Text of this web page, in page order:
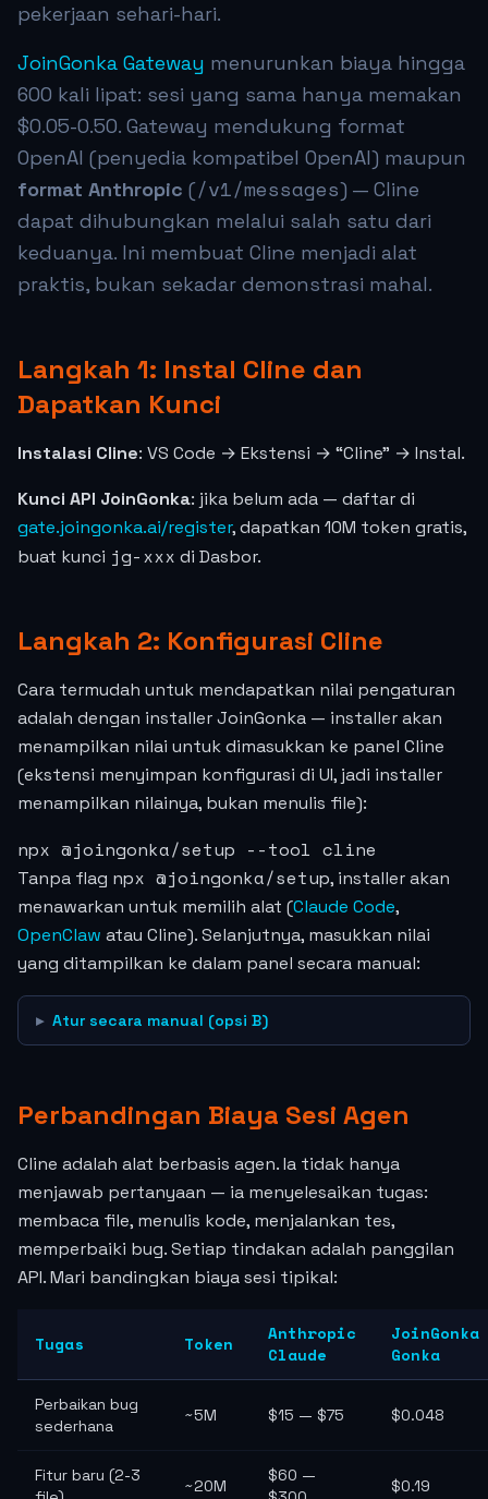
pekerjaan sehari-hari.
JoinGonka Gateway menurunkan biaya hingga
600 kali lipat: sesi yang sama hanya memakan
$0.05-0.50. Gateway mendukung format
OpenAI (penyedia kompatibel OpenAI) maupun
format Anthropic (/v1/messages) — Cline
dapat dihubungkan melalui salah satu dari
keduanya. Ini membuat Cline menjadi alat
praktis, bukan sekadar demonstrasi mahal.
Langkah 1: Instal Cline dan
Dapatkan Kunci
Instalasi Cline: VS Code → Ekstensi → “Cline” → Instal.
Kunci API JoinGonka: jika belum ada — daftar di
gate.joingonka.ai/register, dapatkan 10M token gratis,
buat kunci jg-xxx di Dasbor.
Langkah 2: Konfigurasi Cline
Cara termudah untuk mendapatkan nilai pengaturan
adalah dengan installer JoinGonka — installer akan
menampilkan nilai untuk dimasukkan ke panel Cline
(ekstensi menyimpan konfigurasi di UI, jadi installer
menampilkan nilainya, bukan menulis file):
npx @joingonka/setup --tool cline
Tanpa flag npx @joingonka/setup, installer akan
menawarkan untuk memilih alat (Claude Code,
OpenClaw atau Cline). Selanjutnya, masukkan nilai
yang ditampilkan ke dalam panel secara manual:
Atur secara manual (opsi B)
Perbandingan Biaya Sesi Agen
Cline adalah alat berbasis agen. Ia tidak hanya
menjawab pertanyaan — ia menyelesaikan tugas:
membaca file, menulis kode, menjalankan tes,
memperbaiki bug. Setiap tindakan adalah panggilan
API. Mari bandingkan biaya sesi tipikal:
Tugas Token
Anthropic
Claude
JoinGonka
Gonka
Perbaikan bug
sederhana
~5M $15 — $75 $0.048
Fitur baru (2-3
~20M
$60 —
$0.19